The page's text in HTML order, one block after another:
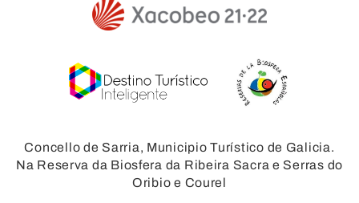
Concello de Sarria, Municipio Turístico de Galicia.
Na Reserva da Biosfera da Ribeira Sacra e Serras do
Oribio e Courel